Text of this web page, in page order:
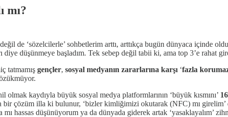
mı?
değil de ‘sözelcilerle’ sohbetlerim arttı, arttıkça bugün dünyaca içinde
düşünmeye başladım. Tek sebep değil tabii ki, ama top 3’e rahat
tatmamış gençler, sosyal medyanın zararlarına karşı ‘fazla
kaydıyla büyük sosyal medya platformlarının ‘büyük kısmını’
bir çözüm illa ki bulunur, ‘bizler kimliğimizi okutarak (NFC) mı girelim’
hassas düşünüyorum ya da dünyada giderek artak ‘yasaklayalım’